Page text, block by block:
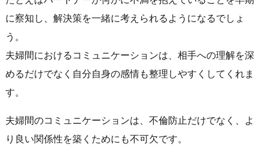
に察知し、解決策を一緒に考えられるようになるでしょ
う。
夫婦間におけるコミュニケーションは、相手への理解を深
めるだけでなく自分自身の感情も整理しやすくしてくれま
す。
夫婦間のコミュニケーションは、不倫防止だけでなく、よ
り良い関係性を築くためにも不可欠です。